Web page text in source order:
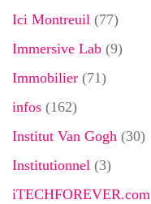
Ici Montreuil (77)
Immersive Lab (9)
Immobilier (71)
infos (162)
Institut Van Gogh (30)
Institutionnel (3)
iTECHFOREVER.com